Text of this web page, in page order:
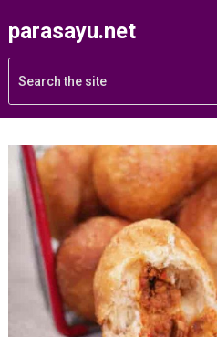
parasayu.net